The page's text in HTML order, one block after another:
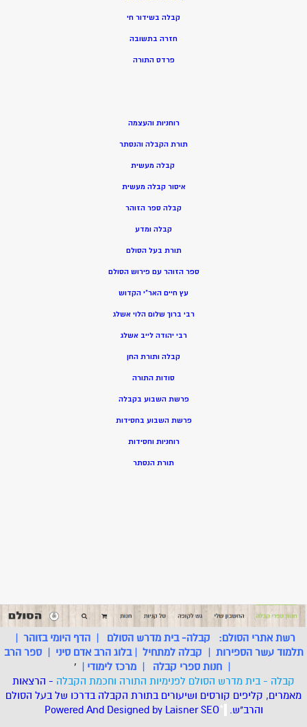
קבלה בשידור חי
חזרה בתשובה
פרדס התורה
רוחניות והעצמה
תורת הקבלה והנסתר
קבלה מעשית
איסור קבלה מעשית
קבלה ספר הזוהר
קבלה ומדע
תורת בעל הסולם
ספר הזוהר עם פירוש הסולם
עץ חיים האר”י הקדוש
רבי ברוך שלום הלוי אשלג
רבי יהודה לייב אשלג
קבלה ותורת החן
סודות התורה
פרשת השבוע בקבלה
פרשת השבוע בחסידות
רוחניות וחסידות
תורת הנסתר
רשת אתרי הסולם: קבלה- בית מדרש הסולם |הדף היומי בזוהר |
תלמוד עשר הספירות | קבלה למתחיל |בלוג הרב אדם סיני |ספר הרב
| חנות ספרי קבלה | מרכז לימודי |
'
קבלה - בית מדרש הסולם לפנימיות התורה וחכמת הקבלה - הרצאות
מאמרים, קליפים קורסים ושיעורים בתורת הקבלה בדרכו של בעל הסולם
והרב"ש. *
Powered And Designed by LaisnerSEO